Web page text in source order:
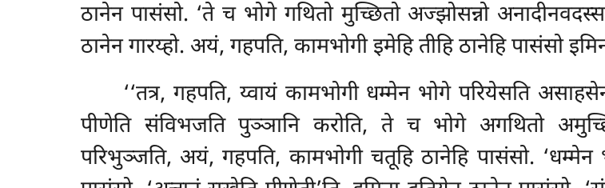
ठानेन पासंसो. ‘ते च भोगे गथितो मुच्छितो अज्झोसन्नो
ठानेन गारय्हो. अयं, गहपति, कामभोगी इमेहि तीहि ठानेहि पासंसो
‘‘तत्र, गहपति, य्वायं कामभोगी धम्मेन भोगे परियेसति
पीणेति संविभजति पुञ्ञानि करोति, ते च भोगे अगथितो
परिभुञ्जति, अयं, गहपति, कामभोगी चतूहि ठानेहि पासंसो.